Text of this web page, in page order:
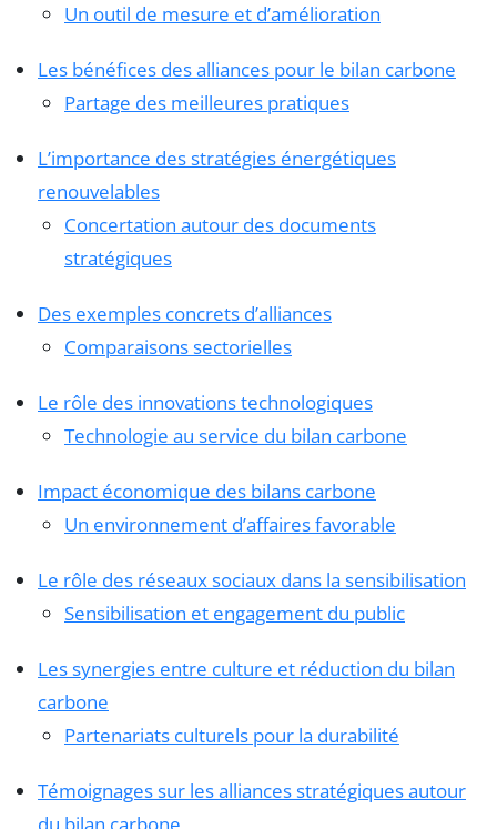
Un outil de mesure et d’amélioration
Les bénéfices des alliances pour le bilan carbone
Partage des meilleures pratiques
L’importance des stratégies énergétiques
renouvelables
Concertation autour des documents
stratégiques
Des exemples concrets d’alliances
Comparaisons sectorielles
Le rôle des innovations technologiques
Technologie au service du bilan carbone
Impact économique des bilans carbone
Un environnement d’affaires favorable
Le rôle des réseaux sociaux dans la sensibilisation
Sensibilisation et engagement du public
Les synergies entre culture et réduction du bilan
carbone
Partenariats culturels pour la durabilité
Témoignages sur les alliances stratégiques autour